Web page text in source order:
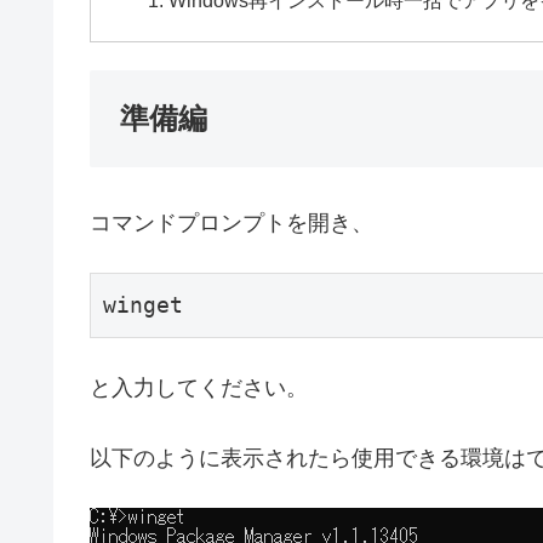
準備編
コマンドプロンプトを開き、
winget
と入力してください。
以下のように表示されたら使用できる環境は